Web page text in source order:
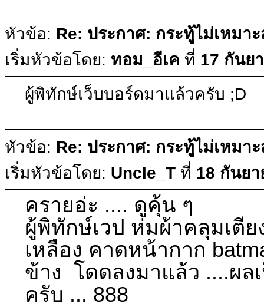
หัวข้อ: Re: ประกาศ: กระทู้ไม่เหมา
เริ่มหัวข้อโดย: ทอม_อีเค ที่ 17 กันย
ผู้พิทักษ์เว็บบอร์ดมาแล้วครับ ;D
หัวข้อ: Re: ประกาศ: กระทู้ไม่เหมา
เริ่มหัวข้อโดย: Uncle_T ที่ 18 กันย
ครายอ่ะ .... ดูคุ้น ๆ
ผู้พิทักษ์เวป ห่มผ้าคลุมเตี
เหลือง คาดหน้ากาก
ข้าง โดดลงมาแล้ว ....ผล
ครับ ... 888